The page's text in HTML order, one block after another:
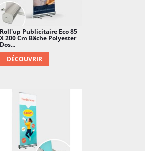
Roll'up Publicitaire Eco 85
X 200 Cm Bâche Polyester
Dos...
DÉCOUVRIR